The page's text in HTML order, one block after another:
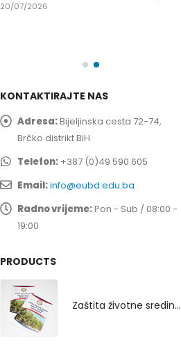
20/07/2026
KONTAKTIRAJTE NAS
Adresa:Bijeljinska cesta 72-74,
Brčko distrikt BiH
Telefon: +387 (0)49 590 605
Email:info@eubd.edu.ba
Radno vrijeme:Pon - Sub / 08:00 -
19:00
PRODUCTS
Zaštita životne sredine rekultivacijom odlagališta